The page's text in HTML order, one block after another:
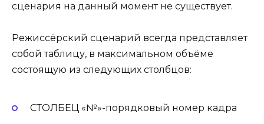
сценария на данный момент не существует.
Режиссёрский сценарий всегда представляет
собой таблицу, в максимальном объёме
состоящую из следующих столбцов:
СТОЛБЕЦ «№»-порядковый номер кадра